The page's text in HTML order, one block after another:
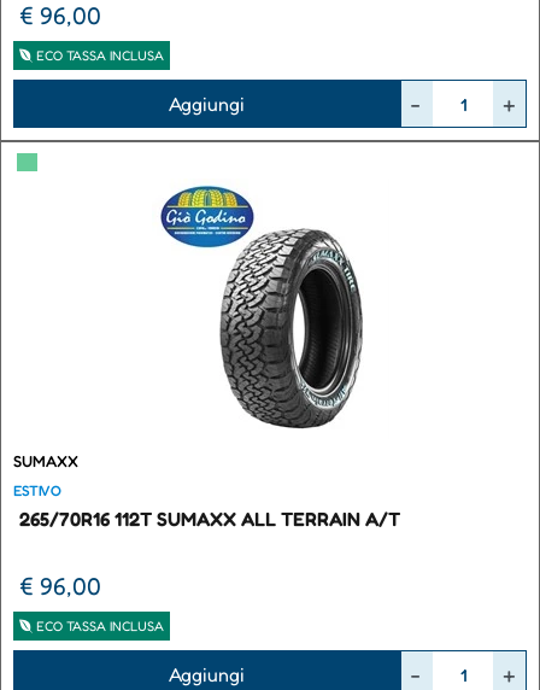
€ 96,00
ECO TASSA INCLUSA
Aggiungi
▀
SUMAXX
ESTIVO
265/70R16 112T SUMAXX ALL TERRAIN A/T
€ 96,00
ECO TASSA INCLUSA
Aggiungi